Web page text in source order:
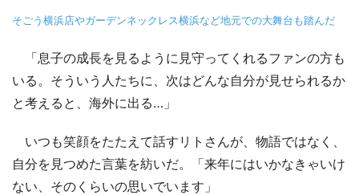
そごう横浜店やガーデンネックレス横浜など地元での大舞台も踏んだ
「息子の成長を見るように見守ってくれるファンの方も
いる。そういう人たちに、次はどんな自分が見せられるか
と考えると、海外に出る…」
いつも笑顔をたたえて話すリトさんが、物語ではなく、
自分を見つめた言葉を紡いだ。「来年にはいかなきゃいけ
ない、そのくらいの思いでいます」